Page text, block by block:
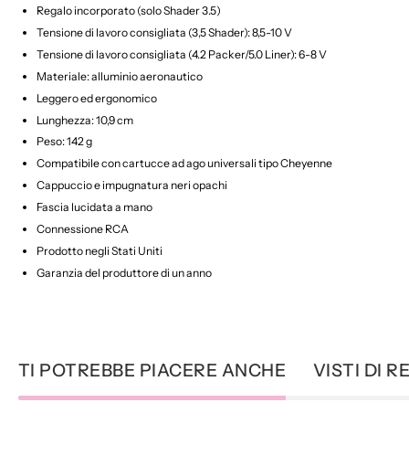
Regalo incorporato (solo Shader 3.5)
Tensione di lavoro consigliata (3,5 Shader): 8,5-10 V
Tensione di lavoro consigliata (4.2 Packer/5.0 Liner): 6-8 V
Materiale: alluminio aeronautico
Leggero ed ergonomico
Lunghezza: 10,9 cm
Peso: 142 g
Compatibile con cartucce ad ago universali tipo Cheyenne
Cappuccio e impugnatura neri opachi
Fascia lucidata a mano
Connessione RCA
Prodotto negli Stati Uniti
Garanzia del produttore di un anno
TI POTREBBE PIACERE ANCHE VISTI DI